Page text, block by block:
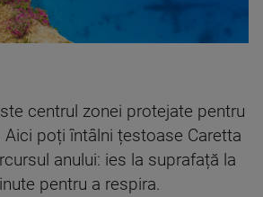
centrul zonei protejate pentru
poți întâlni țestoase Caretta
anului: ies la suprafață la
pentru a respira.